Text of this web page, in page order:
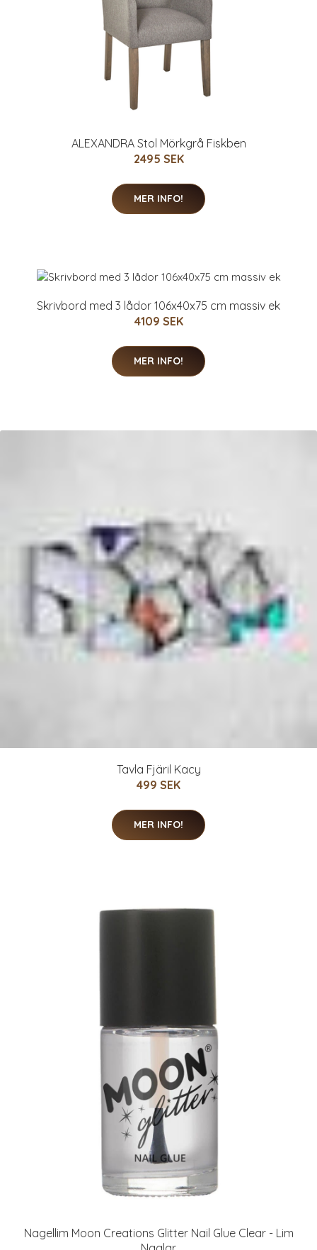
ALEXANDRA Stol Mörkgrå Fiskben
2495 SEK
MER INFO!
Skrivbord med 3 lådor 106x40x75 cm massiv ek
4109 SEK
MER INFO!
Tavla Fjäril Kacy
499 SEK
MER INFO!
Nagellim Moon Creations Glitter Nail Glue Clear - Lim